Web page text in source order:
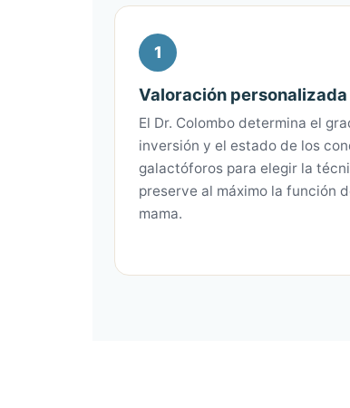
1
Valoración personalizada
El Dr. Colombo determina el
inversión y el estado de los
galactóforos para elegir la
preserve al máximo la función
mama.